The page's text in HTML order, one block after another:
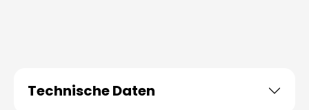
Technische Daten